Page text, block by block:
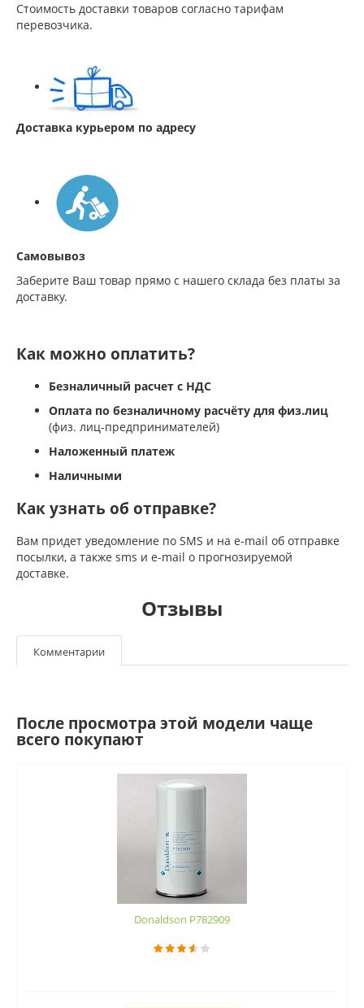
Стоимость доставки товаров согласно тарифам
перевозчика.
Доставка курьером по адресу
Самовывоз
Заберите Ваш товар прямо с нашего склада без платы за
доставку.
Как можно оплатить?
Безналичный расчет с НДС
Оплата по безналичному расчёту для физ.лиц
(физ. лиц-предпринимателей)
Наложенный платеж
Наличными
Как узнать об отправке?
Вам придет уведомление по SMS и на e-mail об отправке
посылки, а также sms и e-mail о прогнозируемой
доставке.
Отзывы
Комментарии
После просмотра этой модели чаще
всего покупают
Donaldson P782909